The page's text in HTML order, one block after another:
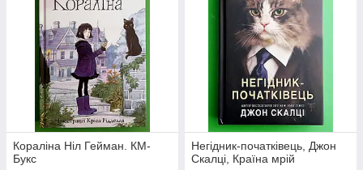
Кораліна Ніл Гейман. КМ-
Букс
Негідник-початківець, Джон
Скалці, Країна мрій